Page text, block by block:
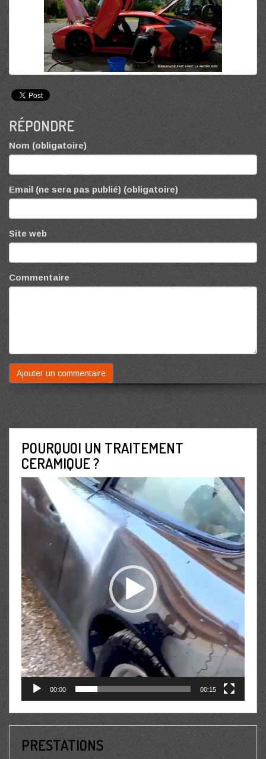
RÉPONDRE
Nom (obligatoire)
Email (ne sera pas publié) (obligatoire)
Site web
Commentaire
POURQUOI UN TRAITEMENT
CERAMIQUE ?
Lecteur
vidéo
00:00 00:15
PRESTATIONS